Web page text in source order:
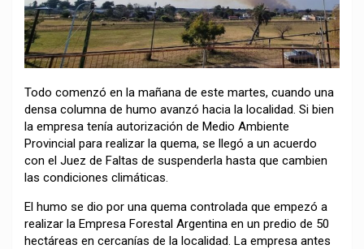
Todo comenzó en la mañana de este martes, cuando una
densa columna de humo avanzó hacia la localidad. Si bien
la empresa tenía autorización de Medio Ambiente
Provincial para realizar la quema, se llegó a un acuerdo
con el Juez de Faltas de suspenderla hasta que cambien
las condiciones climáticas.
El humo se dio por una quema controlada que empezó a
realizar la Empresa Forestal Argentina en un predio de 50
hectáreas en cercanías de la localidad. La empresa antes